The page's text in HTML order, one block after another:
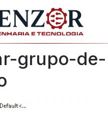
grupo-de-